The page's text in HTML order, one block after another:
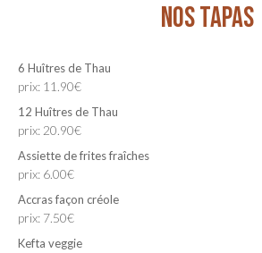
NOS TAPAS
6 Huîtres de Thau
prix: 11.90€
12 Huîtres de Thau
prix: 20.90€
Assiette de frites fraîches
prix: 6.00€
Accras façon créole
prix: 7.50€
Kefta veggie